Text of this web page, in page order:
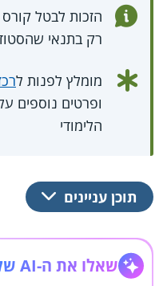
הזכות לבטל קורס
רק בתנאי
מומלץ לפנות ל
ופרטים נוספים
הלימודי
תוכן עניינים
שאלו את ה-AI שלנו